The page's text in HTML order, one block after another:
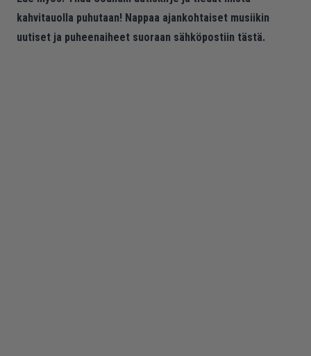
kahvitauolla puhutaan! Nappaa ajankohtaiset musiikin
uutiset ja puheenaiheet suoraan sähköpostiin tästä.